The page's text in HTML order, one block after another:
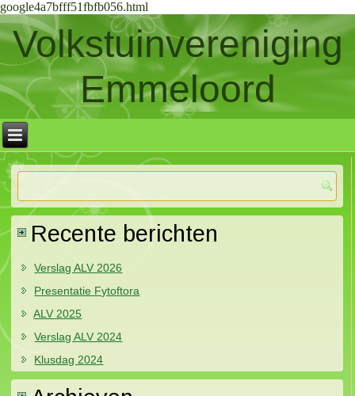
google4a7bfff51fbfb056.html
Volkstuinvereniging
Emmeloord
Recente berichten
Verslag ALV 2026
Presentatie Fytoftora
ALV 2025
Verslag ALV 2024
Klusdag 2024